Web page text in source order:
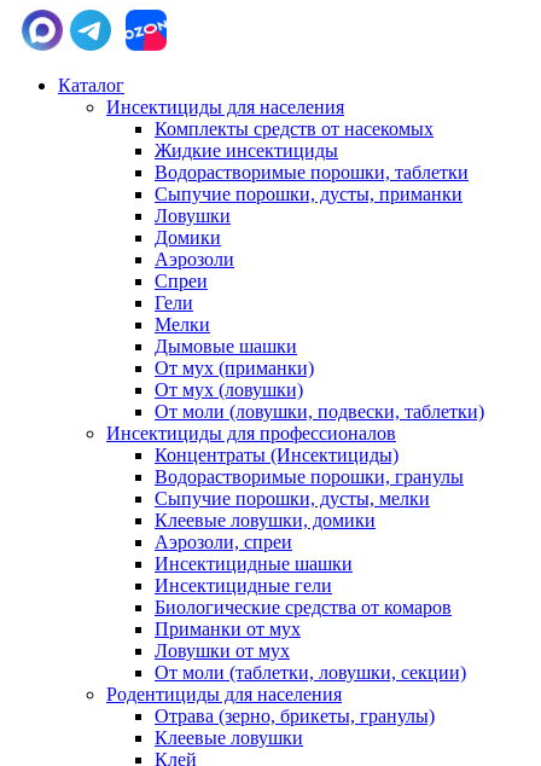
Каталог
Инсектициды для населения
Комплекты средств от насекомых
Жидкие инсектициды
Водорастворимые порошки, таблетки
Сыпучие порошки, дусты, приманки
Ловушки
Домики
Аэрозоли
Спреи
Гели
Мелки
Дымовые шашки
От мух (приманки)
От мух (ловушки)
От моли (ловушки, подвески, таблетки)
Инсектициды для профессионалов
Концентраты (Инсектициды)
Водорастворимые порошки, гранулы
Сыпучие порошки, дусты, мелки
Клеевые ловушки, домики
Аэрозоли, спреи
Инсектицидные шашки
Инсектицидные гели
Биологические средства от комаров
Приманки от мух
Ловушки от мух
От моли (таблетки, ловушки, секции)
Родентициды для населения
Отрава (зерно, брикеты, гранулы)
Клеевые ловушки
Клей